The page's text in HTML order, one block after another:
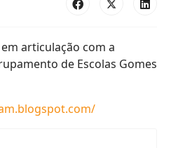
articulação com a
de Escolas Gomes